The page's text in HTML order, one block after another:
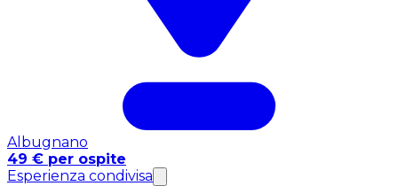
Albugnano
49 € per ospite
Esperienza condivisa